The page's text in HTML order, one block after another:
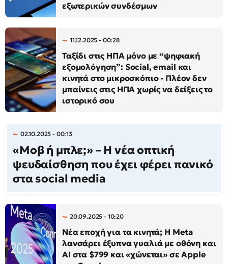
εξωτερικών συνδέσμων
11.12.2025 - 00:28
Ταξίδι στις ΗΠΑ μόνο με “ψηφιακή
εξομολόγηση”: Social, email και
κινητά στο μικροσκόπιο - Πλέον δεν
μπαίνεις στις ΗΠΑ χωρίς να δείξεις το
ιστορικό σου
02.10.2025 - 00:13
«Μοβ ή μπλε;» – Η νέα οπτική
ψευδαίσθηση που έχει φέρει πανικό
στα social media
20.09.2025 - 10:20
Νέα εποχή για τα κινητά; Η Meta
λανσάρει έξυπνα γυαλιά με οθόνη και
AI στα $799 και «χώνεται» σε Apple